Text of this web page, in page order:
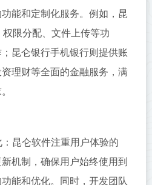
能和定制化服务。例如，昆
限分配、文件上传等功
昆仑银行手机银行则提供账
理财等全面的金融服务，满
昆仑软件注重用户体验的
机制，确保用户始终使用到
能和优化。同时，开发团队